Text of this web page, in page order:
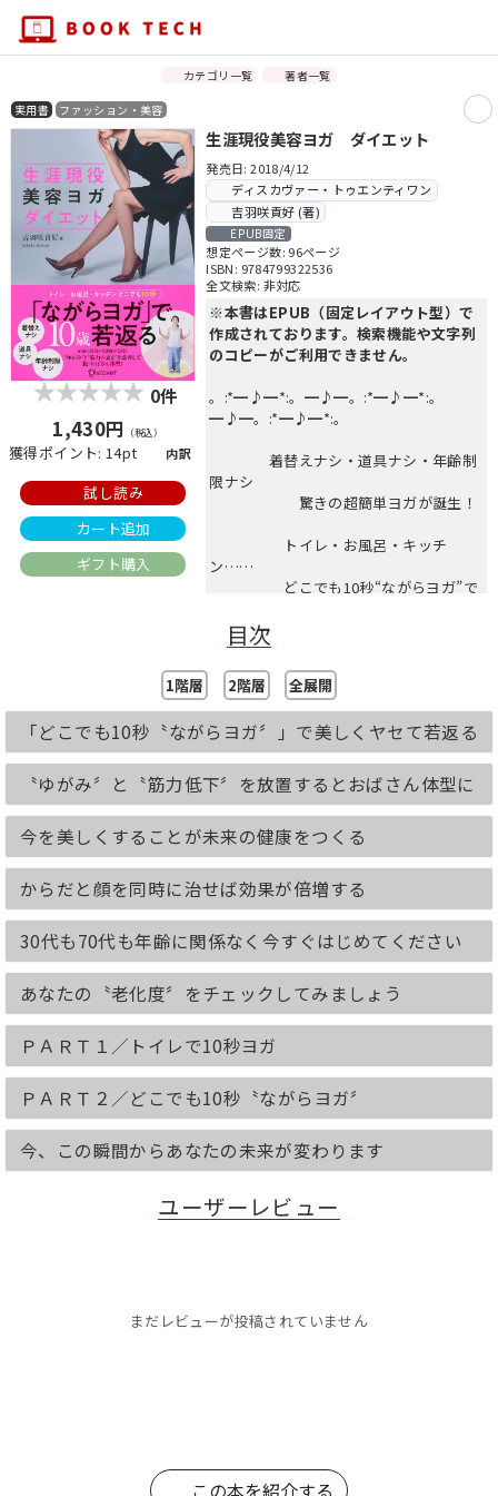
カテゴリ一覧 著者一覧
実用書 ファッション・美容
0件
1,430円 （税込）
獲得ポイント: 14pt 内訳
試し読み
カート追加
ギフト購入
生涯現役美容ヨガ ダイエット
発売日: 2018/4/12
ディスカヴァー・トゥエンティワン
吉羽咲貢好 (著)
EPUB固定
想定ページ数: 96ページ
ISBN: 9784799322536
全文検索: 非対応
※本書はEPUB（固定レイアウト型）で
作成されております。検索機能や文字列
のコピーがご利用できません。
。:*━♪━*:。━♪━。:*━♪━*:。
━♪━。:*━♪━*:。
着替えナシ・道具ナシ・年齢制
限ナシ
驚きの超簡単ヨガが誕生！
トイレ・お風呂・キッチ
ン……
どこでも10秒“ながらヨガ”で
る！
―――すぐに実践できる嬉しい付録つき！―――
。:*━♪━*:。━♪━。:*━♪━*:。
━♪━。:*━♪━*:。
わざわざ時間をつくらなくても、面倒な
努力をしなくても、
日常生活で“ながらヨガ”をするだけで、
シワやたるみを解消しながら、美しくヤ
セます！
病を克服して、ヨガでピンヒールを履け
る体をつくった
63歳の現役ヨガ講師・吉羽咲貢好が伝
授！
――――――体験者様から喜びの声、続々！――――――
◎まっすぐ上がらなかった左腕が上がる
ようになり
8kgヤセました！（50代女性）
便秘・腰痛・膝痛も治りました！（60
◎友だちから
くヤセで若返る
目次
1階層 2階層 全展開
「どこでも10秒〝ながらヨガ〞」で美しくヤセて若返る
〝ゆがみ〞と〝筋力低下〞を放置するとおばさん体型に
今を美しくすることが未来の健康をつくる
からだと顔を同時に治せば効果が倍増する
30代も70代も年齢に関係なく今すぐはじめてください
あなたの〝老化度〞をチェックしてみましょう
ＰＡＲＴ１／トイレで10秒ヨガ
ＰＡＲＴ２／どこでも10秒〝ながらヨガ〞
今、この瞬間からあなたの未来が変わります
ユーザーレビュー
まだレビューが投稿されていません
この本を紹介する